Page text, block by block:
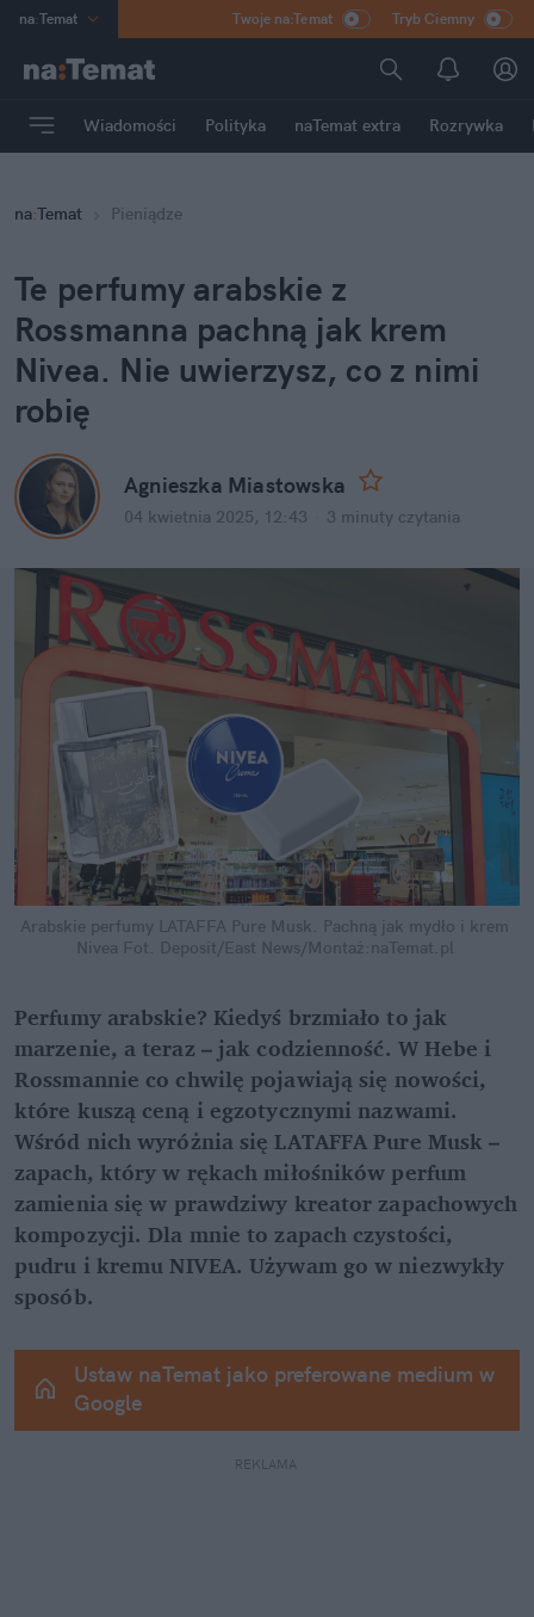
na:Temat
Poland
mama
Rozrywka
Twoje na:Temat Tryb Ciemny
Wiadomości Polityka naTemat extra Rozrywka
na:Temat Pieniądze
Te perfumy arabskie z
Rossmanna pachną jak krem
Nivea. Nie uwierzysz, co z nimi
robię
Agnieszka Miastowska
04 kwietnia 2025, 12:43 3 minuty czytania
Arabskie perfumy LATAFFA Pure Musk. Pachną jak mydło i krem
Nivea Fot. Deposit/East News/Montaż:naTemat.pl
Perfumy arabskie? Kiedyś brzmiało to jak
marzenie, a teraz – jak codzienność. W Hebe i
Rossmannie co chwilę pojawiają się nowości,
które kuszą ceną i egzotycznymi nazwami.
Wśród nich wyróżnia się LATAFFA Pure Musk –
zapach, który w rękach miłośników perfum
zamienia się w prawdziwy kreator zapachowych
kompozycji. Dla mnie to zapach czystości,
pudru i kremu NIVEA. Używam go w niezwykły
sposób.
Ustaw naTemat jako preferowane medium w
Google
REKLAMA